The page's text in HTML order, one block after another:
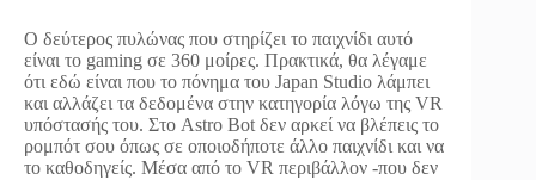
Ο δεύτερος πυλώνας που στηρίζει το παιχνίδι αυτό
είναι το gaming σε 360 μοίρες. Πρακτικά, θα λέγαμε
ότι εδώ είναι που το πόνημα του Japan Studio λάμπει
και αλλάζει τα δεδομένα στην κατηγορία λόγω της VR
υπόστασής του. Στο Astro Bot δεν αρκεί να βλέπεις το
ρομπότ σου όπως σε οποιοδήποτε άλλο παιχνίδι και να
το καθοδηγείς. Μέσα από το VR περιβάλλον -που δεν